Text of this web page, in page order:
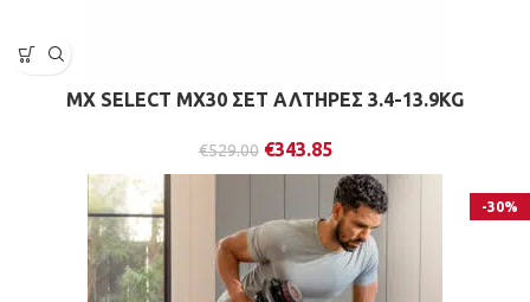
MX SELECT MX30 ΣΕΤ ΑΛΤΗΡΕΣ 3.4-13.9KG
€529.00 €343.85
-30%